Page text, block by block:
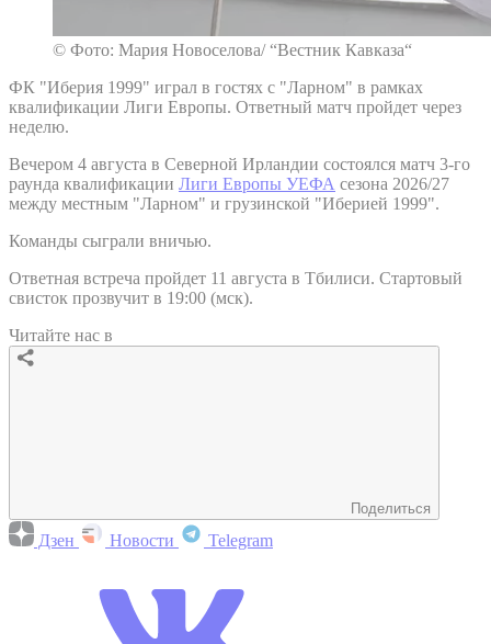
© Фото: Мария Новоселова/ “Вестник Кавказа“
ФК "Иберия 1999" играл в гостях с "Ларном" в рамках
квалификации Лиги Европы. Ответный матч пройдет через
неделю.
Вечером 4 августа в Северной Ирландии состоялся матч 3-го
раунда квалификации Лиги Европы УЕФА сезона 2026/27
между местным "Ларном" и грузинской "Иберией 1999".
Команды сыграли вничью.
Ответная встреча пройдет 11 августа в Тбилиси. Стартовый
свисток прозвучит в 19:00 (мск).
Читайте нас в
Поделиться
Дзен Новости Telegram